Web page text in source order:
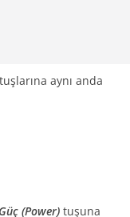
tuşlarına aynı anda
(Power) tuşuna